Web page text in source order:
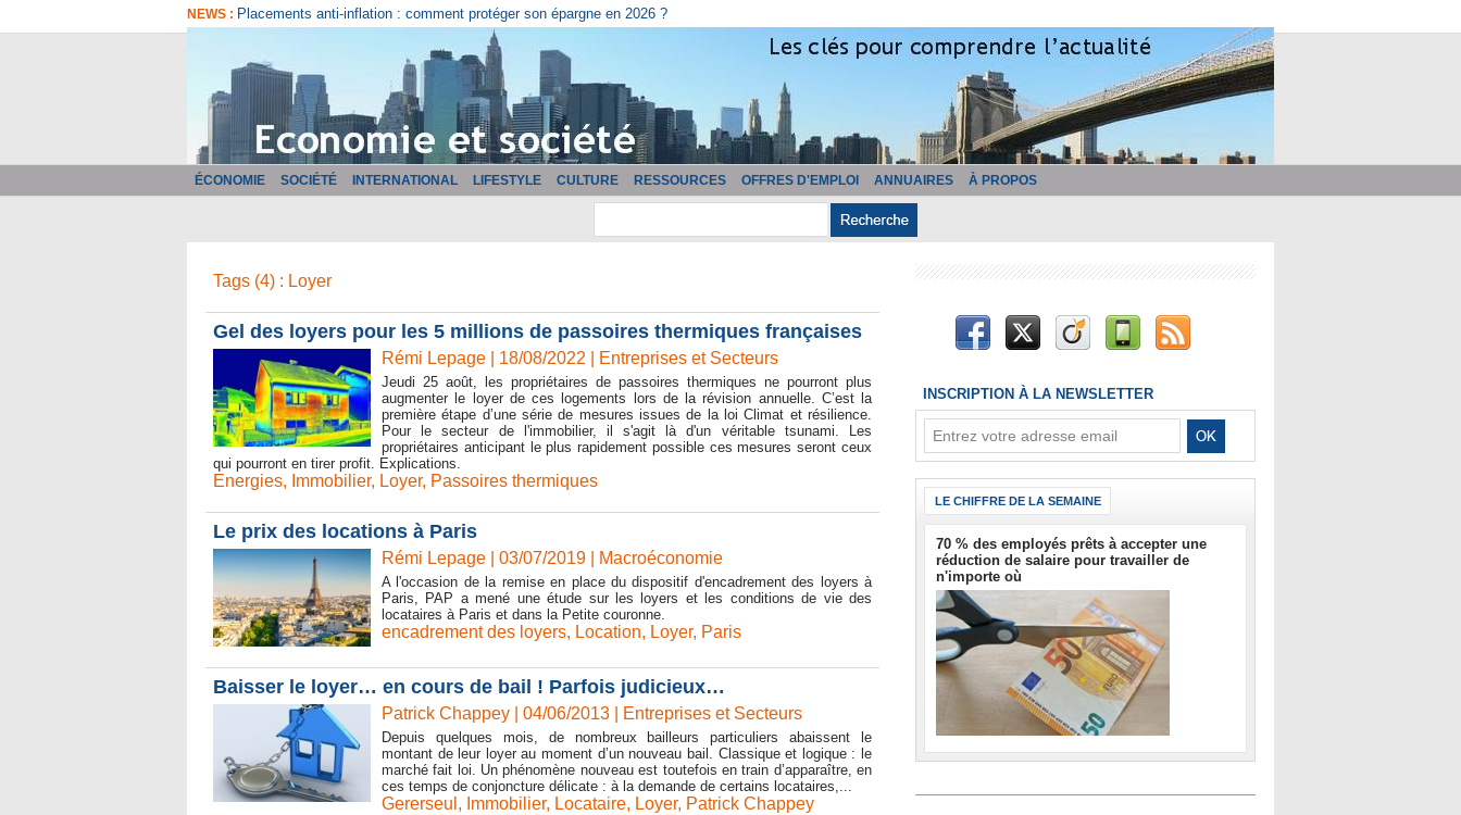
NEWS : Placements anti-inflation : comment protéger son épargne en 2026 ?
ÉCONOMIE SOCIÉTÉ INTERNATIONAL LIFESTYLE CULTURE RESSOURCES OFFRES D'EMPLOI ANNUAIRES À PROPOS
Tags (4) : Loyer
Gel des loyers pour les 5 millions de passoires thermiques françaises
Rémi Lepage | 18/08/2022 Entreprises et Secteurs
Jeudi 25 août, les propriétaires de passoires thermiques ne pourront plus
augmenter le loyer de ces logements lors de la révision annuelle. C’est la
première étape d’une série de mesures issues de la loi Climat et résilience.
Pour le secteur de l'immobilier, il s'agit là d'un véritable tsunami. Les
propriétaires anticipant le plus rapidement possible ces mesures seront ceux
qui pourront en tirer profit. Explications.
Energies, Immobilier, Loyer, Passoires thermiques
Le prix des locations à Paris
Rémi Lepage | 03/07/2019 Macroéconomie
A l'occasion de la remise en place du dispositif d'encadrement des loyers à
Paris, PAP a mené une étude sur les loyers et les conditions de vie des
locataires à Paris et dans la Petite couronne.
encadrement des loyers, Location, Loyer, Paris
Baisser le loyer… en cours de bail ! Parfois judicieux…
Patrick Chappey | 04/06/2013 Entreprises et Secteurs
Depuis quelques mois, de nombreux bailleurs particuliers abaissent le
montant de leur loyer au moment d’un nouveau bail. Classique et logique : le
marché fait loi. Un phénomène nouveau est toutefois en train d’apparaître, en
ces temps de conjoncture délicate : à la demande de certains locataires,...
Gererseul , Immobilier, Locataire, Loyer, Patrick Chappey
INSCRIPTION À LA NEWSLETTER
LE CHIFFRE DE LA SEMAINE
70 % des employés prêts à accepter une
réduction de salaire pour travailler de
n'importe où